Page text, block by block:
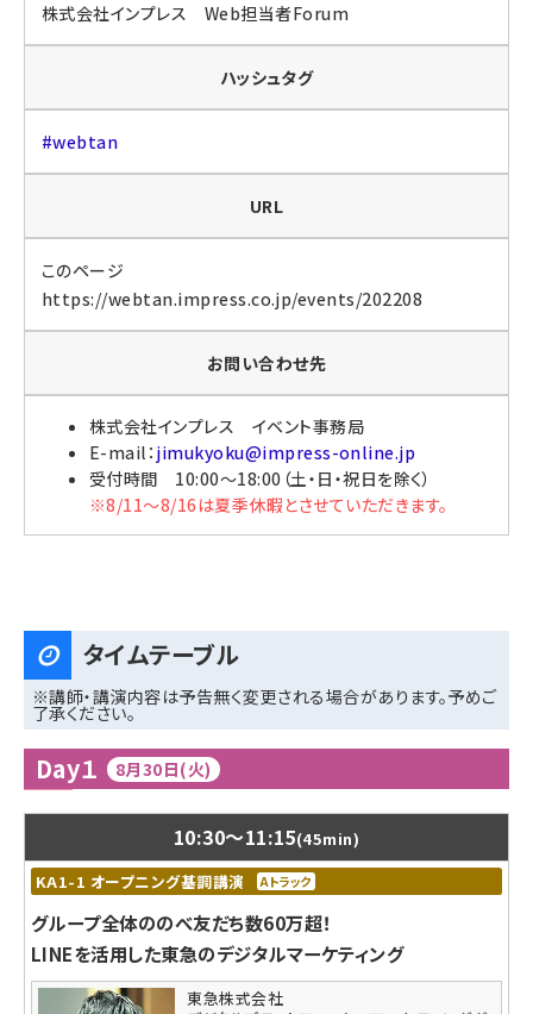
株式会社インプレス Web担当者Forum
ハッシュタグ
#webtan
URL
このページ
https://webtan.impress.co.jp/events/202208
お問い合わせ先
株式会社インプレス イベント事務局
E-mail： jimukyoku@impress-online.jp
受付時間 10:00～18:00（土・日・祝日を除く）
※8/11〜8/16は夏季休暇とさせていただきます。
タイムテーブル
※講師・講演内容は予告無く変更される場合があります。予めご
了承ください。
Day１ 8月30日(火)
10:30～11:15(45min)
KA1-1 オープニング基調講演
Aトラック
グループ全体ののべ友だち数60万超！
LINEを活用した東急のデジタルマーケティング
東急株式会社